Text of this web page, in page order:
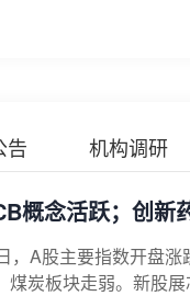
告 机构调研
概念活跃；创新
，A股主要指数开盘
煤炭板块走弱。新股